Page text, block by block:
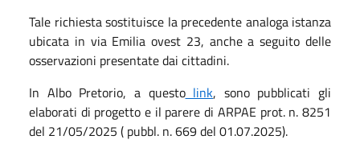
Tale richiesta sostituisce la precedente analoga istanza
ubicata in via Emilia ovest 23, anche a seguito delle
osservazioni presentate dai cittadini.
In Albo Pretorio, a questolink, sono pubblicati gli
elaborati di progetto e il parere di ARPAE prot. n. 8251
del 21/05/2025 ( pubbl. n. 669 del 01.07.2025).